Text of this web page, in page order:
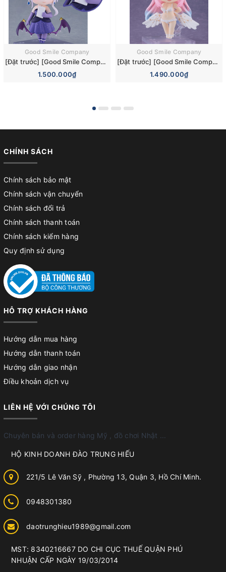
Good Smile Company
[Đặt trước] [Good Smile Company] Mô hình nhân vật Blue Archive Nendoroid 3110 Hina Sorasaki Dress Basic Figure (+Bonus)
1.500.000₫
Good Smile Company
[Đặt trước] [Good Smile Company] Mô hình nhân vật Blue Archive Nendoroid 3084 Mika Misono Swimsuit Basic Figure (Bonus)
1.490.000₫
CHÍNH SÁCH
Chính sách bảo mật
Chính sách vận chuyển
Chính sách đổi trả
Chính sách thanh toán
Chính sách kiểm hàng
Quy định sử dụng
HỖ TRỢ KHÁCH HÀNG
Hướng dẫn mua hàng
Hướng dẫn thanh toán
Hướng dẫn giao nhận
Điều khoản dịch vụ
LIÊN HỆ VỚI CHÚNG TÔI
Chuyên bán và order hàng Mỹ , đồ chơi Nhật ...
HỘ KINH DOANH ĐÀO TRUNG HIẾU
221/5 Lê Văn Sỹ , Phường 13, Quận 3, Hồ Chí Minh.
0948301380
daotrunghieu1989@gmail.com
MST: 8340216667 DO CHI CỤC THUẾ QUẬN PHÚ
NHUẬN CẤP NGÀY 19/03/2014